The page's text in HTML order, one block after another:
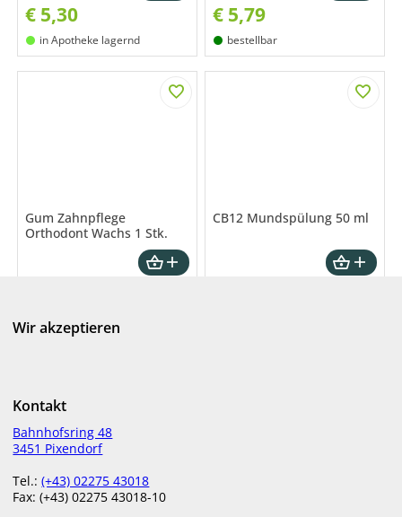
€ 5,30
in Apotheke lagernd
€ 5,79
bestellbar
Gum Zahnpflege
Orthodont Wachs 1 Stk.
CB12 Mundspülung 50 ml
Gum Periobal Mundflora
Lutschtabletten
Wir akzeptieren
Kontakt
Bahnhofsring 48
3451 Pixendorf
Tel.:(+43) 02275 43018
Fax: (+43) 02275 43018-10